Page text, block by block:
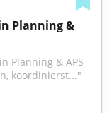
Planning &
Planning & APS
koordinierst..."